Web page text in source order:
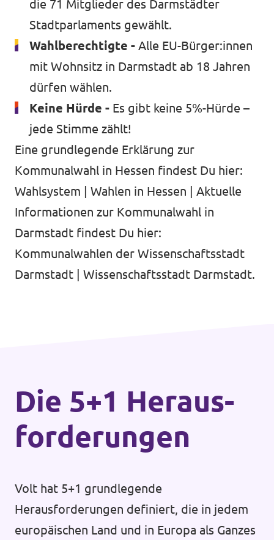
die 71 Mitglieder des Darmstädter
Stadtparlaments gewählt.
Wahlberechtigte - Alle EU-Bürger:innen
mit Wohnsitz in Darmstadt ab 18 Jahren
dürfen wählen.
Keine Hürde - Es gibt keine 5%-Hürde –
jede Stimme zählt!
Eine grundlegende Erklärung zur
Kommunalwahl in Hessen findest Du hier:
Wahlsystem | Wahlen in Hessen | Aktuelle
Informationen zur Kommunalwahl in
Darmstadt findest Du hier:
Kommunalwahlen der Wissenschaftsstadt
Darmstadt | Wissenschaftsstadt Darmstadt.
Die 5+1 Heraus­
forderungen
Volt hat 5+1 grundlegende
Herausforderungen definiert, die in jedem
europäischen Land und in Europa als Ganzes